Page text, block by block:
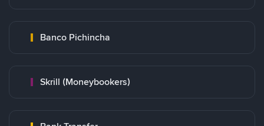
Banco Pichincha
Skrill (Moneybookers)